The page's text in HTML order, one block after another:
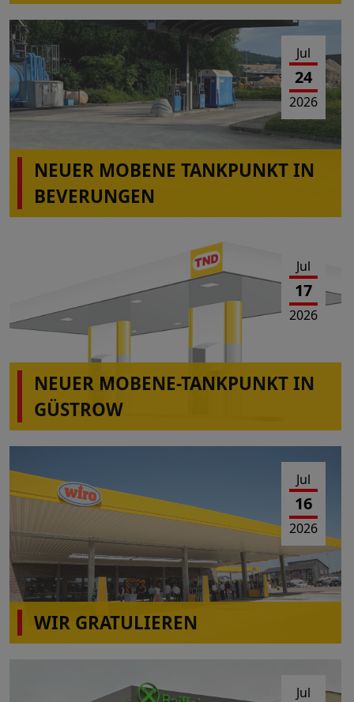
Die Station Montabaur-Horressen,
Westerwaldstr.2a ist wieder in Betrieb!
Jul
24
2026
NEUER MOBENE TANKPUNKT IN
BEVERUNGEN
Jul
17
2026
NEUER MOBENE-TANKPUNKT IN
GÜSTROW
Jul
16
2026
WIR GRATULIEREN
wiro Autohof A31 Rhede(Ems)
Jul